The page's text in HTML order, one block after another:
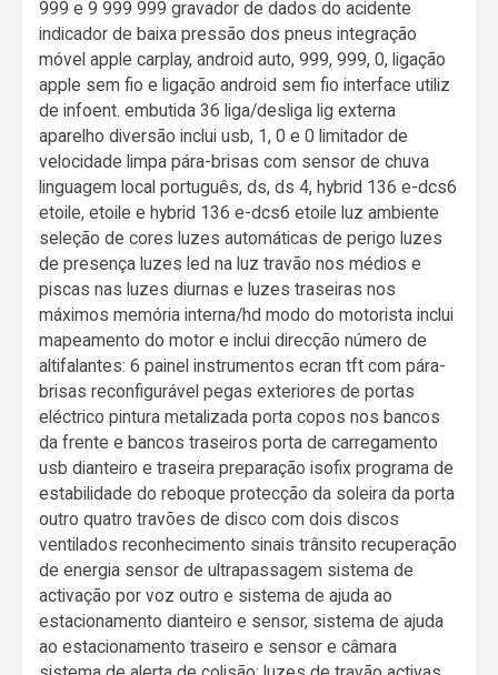
999 e 9 999 999 gravador de dados do acidente
indicador de baixa pressão dos pneus integração
móvel apple carplay, android auto, 999, 999, 0, ligação
apple sem fio e ligação android sem fio interface utiliz
de infoent. embutida 36 liga/desliga lig externa
aparelho diversão inclui usb, 1, 0 e 0 limitador de
velocidade limpa pára-brisas com sensor de chuva
linguagem local português, ds, ds 4, hybrid 136 e-dcs6
etoile, etoile e hybrid 136 e-dcs6 etoile luz ambiente
seleção de cores luzes automáticas de perigo luzes
de presença luzes led na luz travão nos médios e
piscas nas luzes diurnas e luzes traseiras nos
máximos memória interna/hd modo do motorista inclui
mapeamento do motor e inclui direcção número de
altifalantes: 6 painel instrumentos ecran tft com pára-
brisas reconfigurável pegas exteriores de portas
eléctrico pintura metalizada porta copos nos bancos
da frente e bancos traseiros porta de carregamento
usb dianteiro e traseira preparação isofix programa de
estabilidade do reboque protecção da soleira da porta
outro quatro travões de disco com dois discos
ventilados reconhecimento sinais trânsito recuperação
de energia sensor de ultrapassagem sistema de
activação por voz outro e sistema de ajuda ao
estacionamento dianteiro e sensor, sistema de ajuda
ao estacionamento traseiro e sensor e câmara